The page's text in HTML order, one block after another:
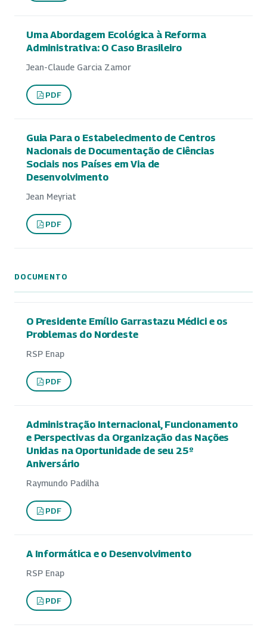
Uma Abordagem Ecológica à Reforma
Administrativa: O Caso Brasileiro
Jean-Claude Garcia Zamor
PDF
Guia Para o Estabelecimento de Centros
Nacionais de Documentação de Ciências
Sociais nos Países em Via de
Desenvolvimento
Jean Meyriat
PDF
DOCUMENTO
O Presidente Emílio Garrastazu Médici e os
Problemas do Nordeste
RSP Enap
PDF
Administração Internacional, Funcionamento
e Perspectivas da Organização das Nações
Unidas na Oportunidade de seu 25º
Aniversário
Raymundo Padilha
PDF
A Informática e o Desenvolvimento
RSP Enap
PDF